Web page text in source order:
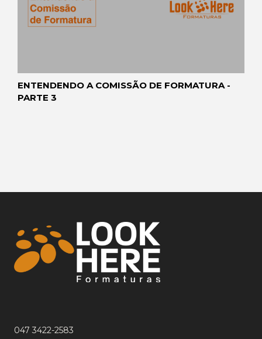
ENTENDENDO A COMISSÃO DE FORMATURA -
PARTE 3
047 3422-2583